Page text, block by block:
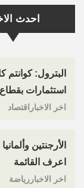
احدث
البترول:
استثمارات
اخر الاخباراقتصاد
الأرجنتين
اعرف القائمة
اخر الاخباررياضة